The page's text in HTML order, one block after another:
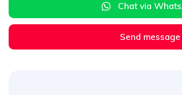
Chat via
Send message